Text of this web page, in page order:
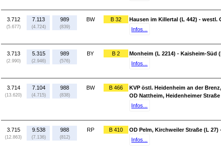
3.712
(5.677)
7.113
(4.724)
989
(839)
BW B 32
Hausen im Killertal (L 442) - westl.
Infos...
3.713
(2.990)
5.315
(2.946)
989
(576)
BY B 2
Monheim (L 2214) - Kaisheim-Süd
Infos...
3.714
(13.620)
7.104
(4.715)
988
(838)
BW B 466
KVP östl. Heidenheim an der
OD Nattheim, Heidenheimer Straße
Infos...
3.715
(12.863)
9.538
(7.136)
988
(812)
RP B 410
OD Pelm, Kirchweiler Straße (L 27)
Infos...